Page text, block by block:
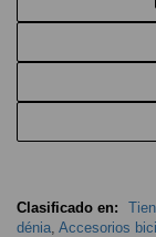
Clasificado en:
dénia, Accesorios